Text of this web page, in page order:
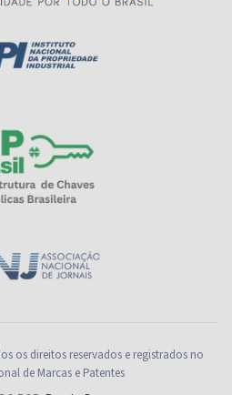
os direitos reservados e registrados no
de Marcas e Patentes